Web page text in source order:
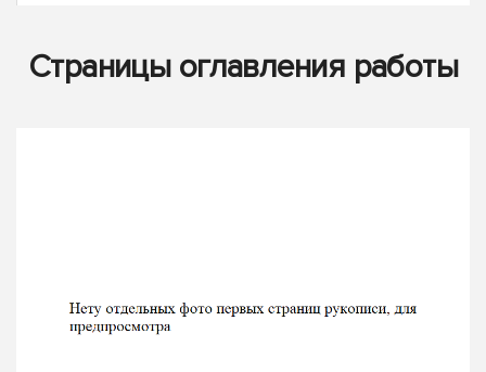
Страницы оглавления работы